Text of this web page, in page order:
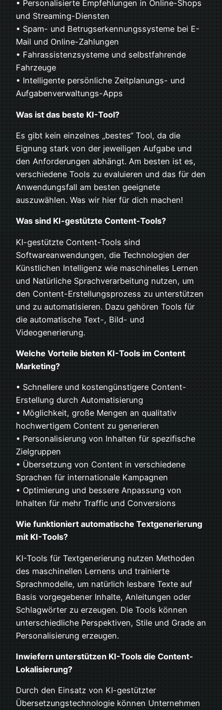
• Personalisierte Empfehlungen in Online-Shops
und Streaming-Diensten
• Spam- und Betrugserkennungssysteme bei E-
Mail und Online-Zahlungen
• Fahrassistenzsysteme und selbstfahrende
Fahrzeuge
• Intelligente persönliche Zeitplanungs- und
Aufgabenverwaltungs-Apps
Was ist das beste KI-Tool?
Es gibt kein einzelnes „bestes“ Tool, da die
Eignung stark von der jeweiligen Aufgabe und
den Anforderungen abhängt. Am besten ist es,
verschiedene Tools zu evaluieren und das für den
Anwendungsfall am besten geeignete
auszuwählen. Was wir hier für dich machen!
Was sind KI-gestützte Content-Tools?
KI-gestützte Content-Tools sind
Softwareanwendungen, die Technologien der
Künstlichen Intelligenz wie maschinelles Lernen
und Natürliche Sprachverarbeitung nutzen, um
den Content-Erstellungsprozess zu unterstützen
und zu automatisieren. Dazu gehören Tools für
die automatische Text-, Bild- und
Videogenerierung.
Welche Vorteile bieten KI-Tools im Content
Marketing?
• Schnellere und kostengünstigere Content-
Erstellung durch Automatisierung
• Möglichkeit, große Mengen an qualitativ
hochwertigem Content zu generieren
• Personalisierung von Inhalten für spezifische
Zielgruppen
• Übersetzung von Content in verschiedene
Sprachen für internationale Kampagnen
• Optimierung und bessere Anpassung von
Inhalten für mehr Traffic und Conversions
Wie funktioniert automatische Textgenerierung
mit KI-Tools?
KI-Tools für Textgenerierung nutzen Methoden
des maschinellen Lernens und trainierte
Sprachmodelle, um natürlich lesbare Texte auf
Basis vorgegebener Inhalte, Anleitungen oder
Schlagwörter zu erzeugen. Die Tools können
unterschiedliche Perspektiven, Stile und Grade an
Personalisierung erzeugen.
Inwiefern unterstützen KI-Tools die Content-
Lokalisierung?
Durch den Einsatz von KI-gestützter
Übersetzungstechnologie können Unternehmen